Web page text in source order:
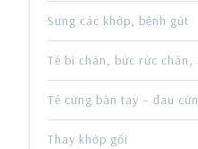
Sưng các khớp, bệnh gút
Tê bì chân, bức rức chân,
Tê cứng bàn tay – đau
Thay khớp gối